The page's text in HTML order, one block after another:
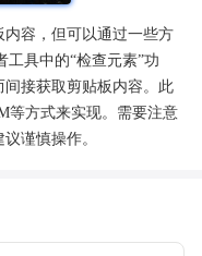
容，但可以通过一些方
工具中的“检查元素”功
接获取剪贴板内容。此
等方式来实现。需要注意
谨慎操作。